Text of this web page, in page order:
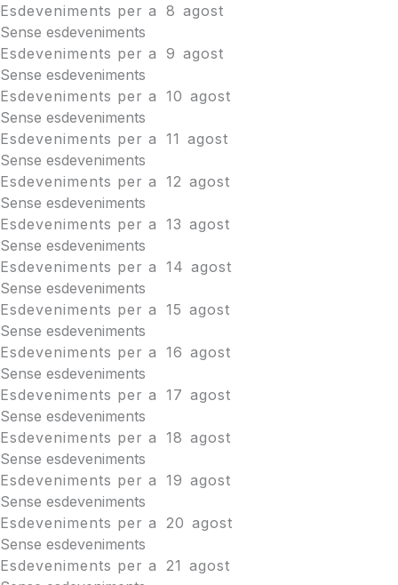
Esdeveniments per a 8 agost
Sense esdeveniments
Esdeveniments per a 9 agost
Sense esdeveniments
Esdeveniments per a 10 agost
Sense esdeveniments
Esdeveniments per a 11 agost
Sense esdeveniments
Esdeveniments per a 12 agost
Sense esdeveniments
Esdeveniments per a 13 agost
Sense esdeveniments
Esdeveniments per a 14 agost
Sense esdeveniments
Esdeveniments per a 15 agost
Sense esdeveniments
Esdeveniments per a 16 agost
Sense esdeveniments
Esdeveniments per a 17 agost
Sense esdeveniments
Esdeveniments per a 18 agost
Sense esdeveniments
Esdeveniments per a 19 agost
Sense esdeveniments
Esdeveniments per a
20 agost
Sense esdeveniments
Esdeveniments per a
21 agost